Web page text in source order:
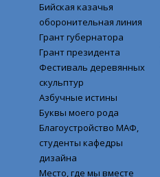
Бийская казачья
оборонительная линия
Грант губернатора
Грант президента
Фестиваль деревянных
скульптур
Азбучные истины
Буквы моего рода
Благоустройство МАФ,
студенты кафедры
дизайна
Место, где мы вместе